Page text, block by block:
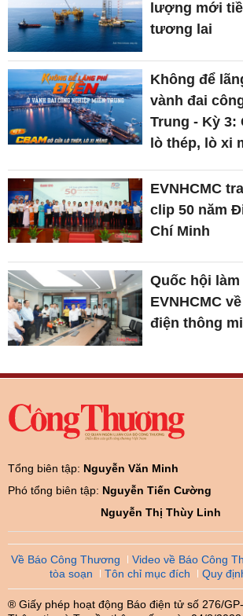
lượng mới
tương lai
Không để
vành đai
Trung - Kỳ 3:
lò thép, lò xi
EVNHCMC
clip 50 năm
Chí Minh
Quốc hội
EVNHCMC
điện thông
Tổng biên tập: Nguyễn Văn Minh
Phó tổng biên tập: Nguyễn Tiến Cường
Nguyễn Thị Thùy Linh
Về Báo Công Thương Video về Báo Công
tòa soạn
Tôn chỉ mục đích Quy
® Giấy phép hoạt động Báo điện tử số 276/